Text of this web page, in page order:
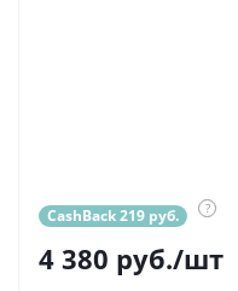
CashBack 219 руб. ?
4 380 руб./шт